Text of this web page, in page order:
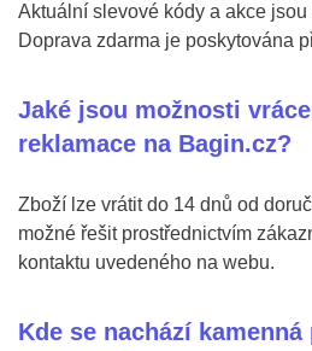
Aktuální slevové kódy a akce
Doprava zdarma je poskytována
Jaké jsou možnosti
reklamace na Bagin.cz?
Zboží lze vrátit do 14 dnů od
možné řešit prostřednictvím
kontaktu uvedeného na webu.
Kde se nachází kamenná